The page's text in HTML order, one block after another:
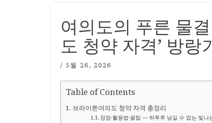
여의도의 푸른 물
도 청약 자격’ 방랑
/ 5월 26, 2026
Table of Contents
브라이튼여의도 청약 자격 총정리
장점·활용법·꿀팁 ― 허투루 넘길 수 없는 빛나